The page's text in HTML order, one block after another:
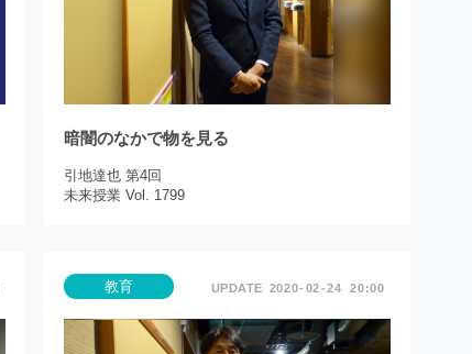
暗闇のなかで物を見る
引地達也 第4回
未来授業 Vol. 1799
教育 2020 02 24 20:00